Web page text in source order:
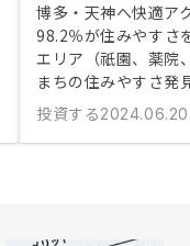
博多・天神へ快適ア
98.2％が住みやすさ
エリア（祇園、薬院
まちの住みやすさ発
投資する2024.06.20